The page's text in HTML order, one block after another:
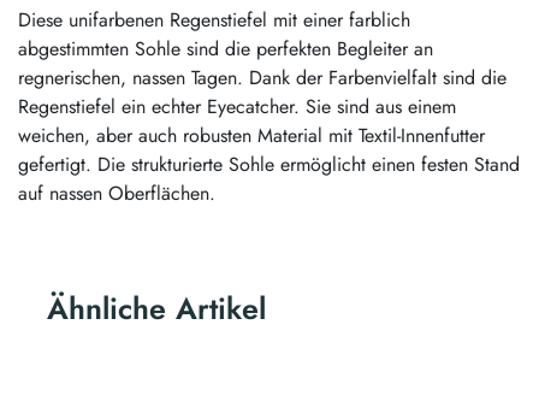
Diese unifarbenen Regenstiefel mit einer farblich
abgestimmten Sohle sind die perfekten Begleiter an
regnerischen, nassen Tagen. Dank der Farbenvielfalt sind die
Regenstiefel ein echter Eyecatcher. Sie sind aus einem
weichen, aber auch robusten Material mit Textil-Innenfutter
gefertigt. Die strukturierte Sohle ermöglicht einen festen Stand
auf nassen Oberflächen.
Ähnliche Artikel